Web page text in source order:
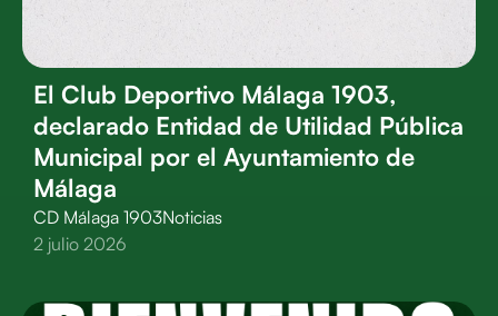
El Club Deportivo Málaga 1903,
declarado Entidad de Utilidad Pública
Municipal por el Ayuntamiento de
Málaga
CD Málaga 1903Noticias
2 julio 2026